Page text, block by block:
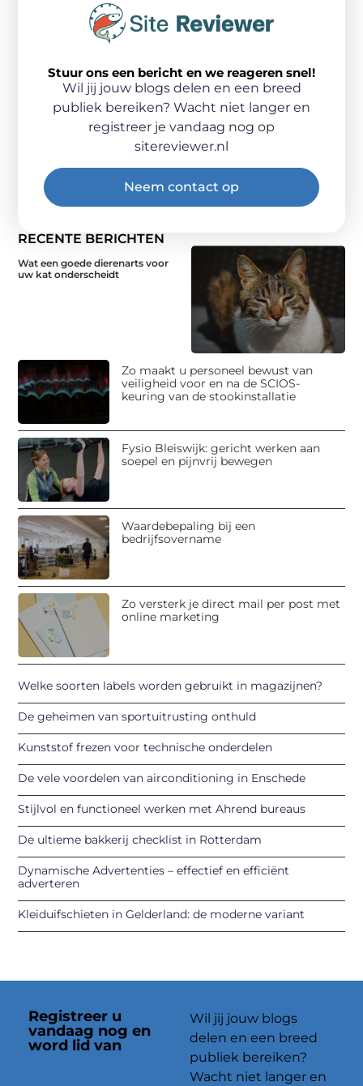
RECENTE BERICHTEN
Wat een goede dierenarts voor
uw kat onderscheidt
Zo maakt u personeel bewust van
veiligheid voor en na de SCIOS-
keuring van de stookinstallatie
Fysio Bleiswijk: gericht werken aan
soepel en pijnvrij bewegen
Waardebepaling bij een
bedrijfsovername
Zo versterk je direct mail per post met
online marketing
Welke soorten labels worden gebruikt in magazijnen?
De geheimen van sportuitrusting onthuld
Kunststof frezen voor technische onderdelen
De vele voordelen van airconditioning in Enschede
Stijlvol en functioneel werken met Ahrend bureaus
De ultieme bakkerij checklist in Rotterdam
Dynamische Advertenties – effectief en efficiënt
adverteren
Kleiduifschieten in Gelderland: de moderne variant
Stuur ons een bericht en we reageren snel!
Wil jij jouw blogs delen en een breed
publiek bereiken? Wacht niet langer en
registreer je vandaag nog op
sitereviewer.nl
Neem contact op
Registreer u
vandaag nog en
word lid van
Wil jij jouw blogs
delen en een breed
publiek bereiken?
Wacht niet langer en